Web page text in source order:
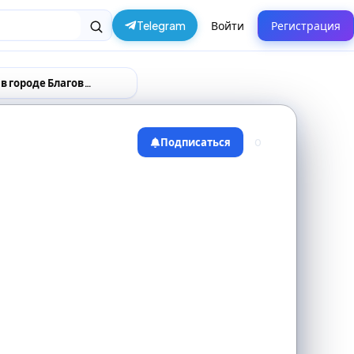
Telegram Войти Регистрация
Поставщики и производители в городе Благовещенск
Подписаться 0